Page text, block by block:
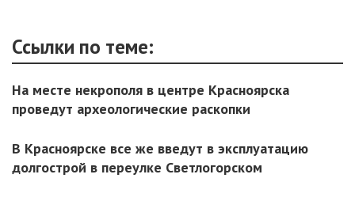
Ссылки по теме:
На месте некрополя в центре Красноярска
проведут археологические раскопки
В Красноярске все же введут в эксплуатацию
долгострой в переулке Светлогорском